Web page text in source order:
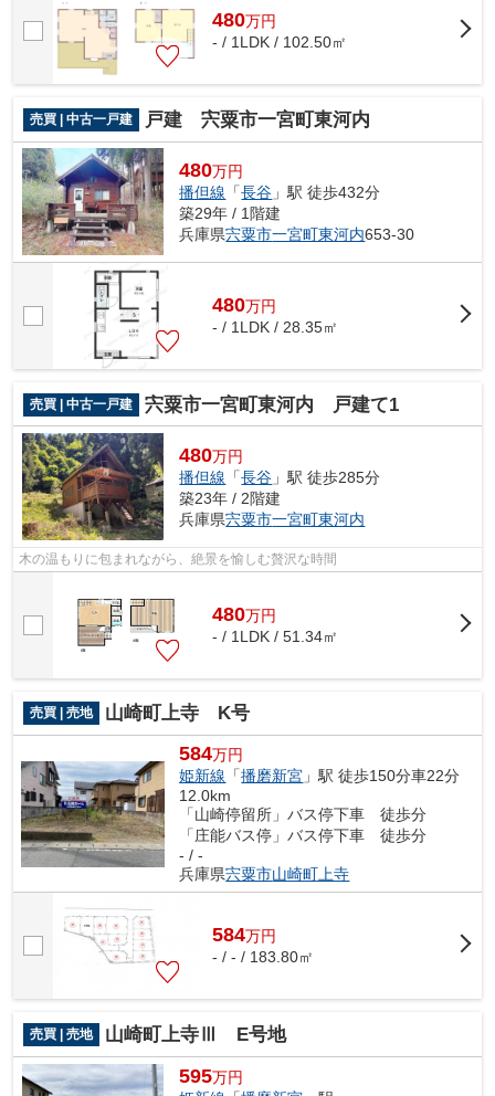
480万円
- / 1LDK / 102.50㎡
売買 | 中古一戸建 戸建 宍粟市一宮町東河内
480万円
播但線 「長谷 」駅 徒歩432分
築29年 / 1階建
兵庫県宍粟市一宮町東河内653-30
480万円
- / 1LDK / 28.35㎡
売買 | 中古一戸建 宍粟市一宮町東河内 戸建て1
480万円
播但線 「長谷 」駅 徒歩285分
築23年 / 2階建
兵庫県宍粟市一宮町東河内
木の温もりに包まれながら、絶景を愉しむ贅沢な時間
480万円
- / 1LDK / 51.34㎡
売買 | 売地 山崎町上寺 K号
584万円
姫新線 「播磨新宮 」駅 徒歩150分車22分
12.0km
「山崎停留所」バス停下車 徒歩分
「庄能バス停」バス停下車 徒歩分
- / -
兵庫県宍粟市山崎町上寺
584万円
- / - / 183.80㎡
売買 | 売地 山崎町上寺Ⅲ E号地
595万円